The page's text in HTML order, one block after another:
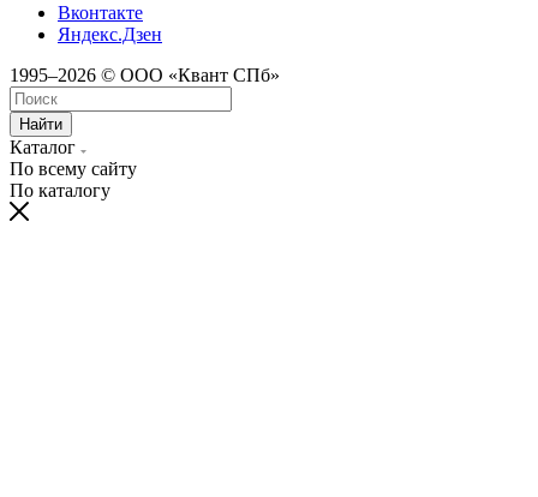
Вконтакте
Яндекс.Дзен
1995–2026 © ООО «Квант СПб»
Найти
Каталог
По всему сайту
По каталогу